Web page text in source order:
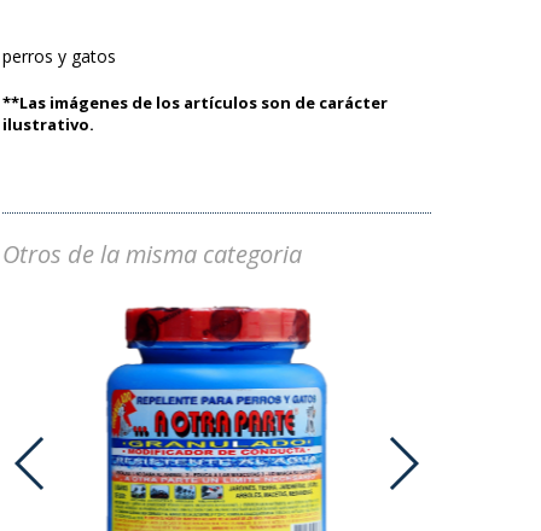
perros y gatos
**Las imágenes de los artículos son de carácter
ilustrativo.
Otros de la misma categoria